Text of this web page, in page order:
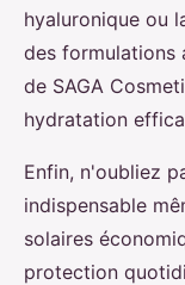
hyaluronique ou
des formulations
de SAGA
hydratation
Enfin, n'oubliez
indispensable
solaires
protection